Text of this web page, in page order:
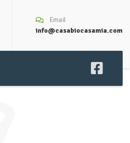
Email
info@casabiocasamia.com